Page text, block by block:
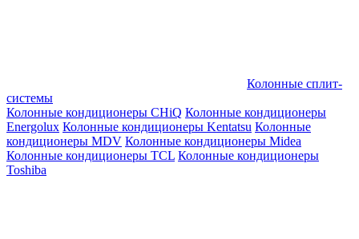
Колонные сплит-
системы
Колонные кондиционеры CHiQ Колонные кондиционеры
Energolux Колонные кондиционеры Kentatsu Колонные
кондиционеры MDV Колонные кондиционеры Midea
Колонные кондиционеры TCL Колонные кондиционеры
Toshiba